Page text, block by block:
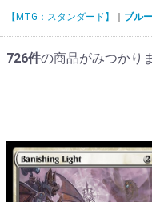
【MTG：スタンダード】 ブル
726件の商品がみつかり